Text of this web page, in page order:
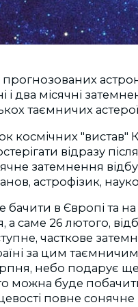
i два мiсячнi
таємничих
космiчних "вистав"
вiдразу
затемнення
астрофiзик,
в Європi та
а саме 26 лютого,
часткове
за цим
небо подарує
можна буде
повне